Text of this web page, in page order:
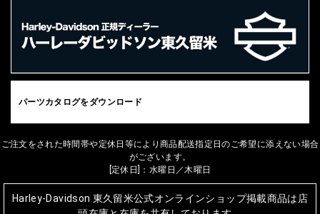
パーツカタログをダウンロード
ご注文をされた時間帯や定休日等により商品配送指定日のご希望に添えない場合
がございます。
[定休日]：水曜日／木曜日
Harley-Davidson 東久留米公式オンラインショップ掲載商品は店